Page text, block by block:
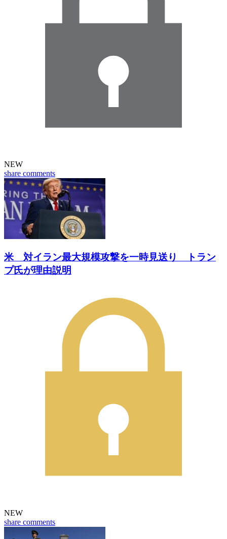
NEW
share comments
米 対イラン最大規模攻撃を一時見送り トラン
プ氏が理由説明
NEW
share comments